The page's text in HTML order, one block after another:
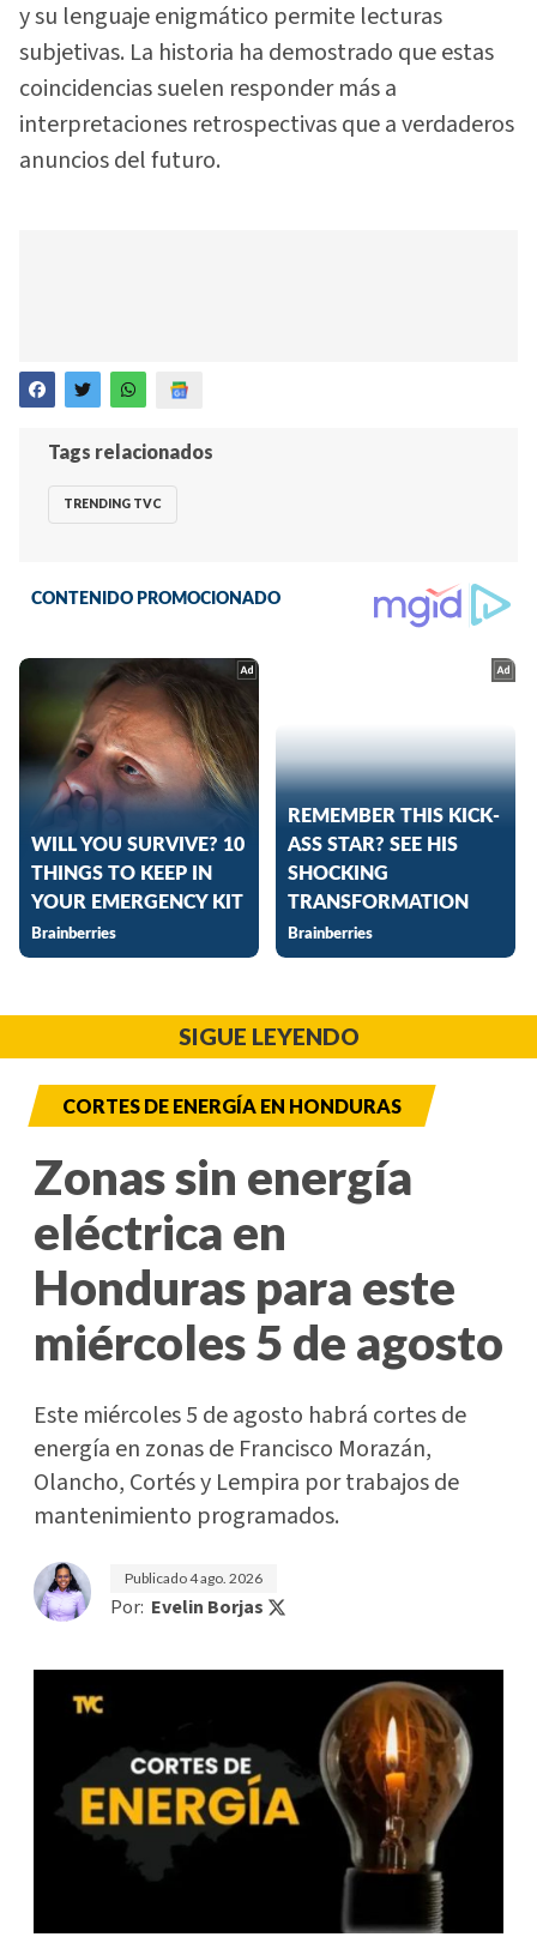
y su lenguaje enigmático permite lecturas
subjetivas. La historia ha demostrado que estas
coincidencias suelen responder más a
interpretaciones retrospectivas que a verdaderos
anuncios del futuro.
Tags relacionados
TRENDING TVC
SIGUE LEYENDO
CORTES DE ENERGÍA EN HONDURAS
Zonas sin energía
eléctrica en
Honduras para este
miércoles 5 de agosto
Este miércoles 5 de agosto habrá cortes de
energía en zonas de Francisco Morazán,
Olancho, Cortés y Lempira por trabajos de
mantenimiento programados.
Publicado4 ago. 2026
Por: Evelin Borjas